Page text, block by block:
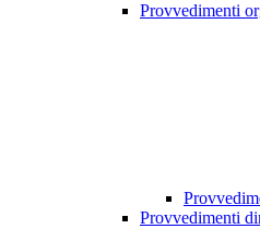
Provvedimenti
Provvedimenti